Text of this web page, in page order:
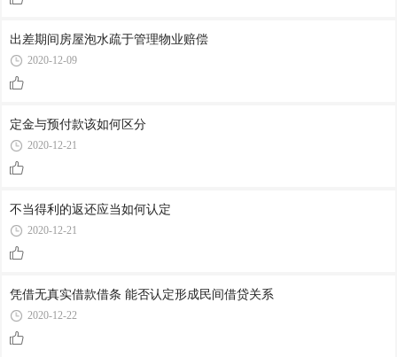
出差期间房屋泡水疏于管理物业赔偿
2020-12-09
定金与预付款该如何区分
2020-12-21
不当得利的返还应当如何认定
2020-12-21
凭借无真实借款借条 能否认定形成民间借贷关系
2020-12-22